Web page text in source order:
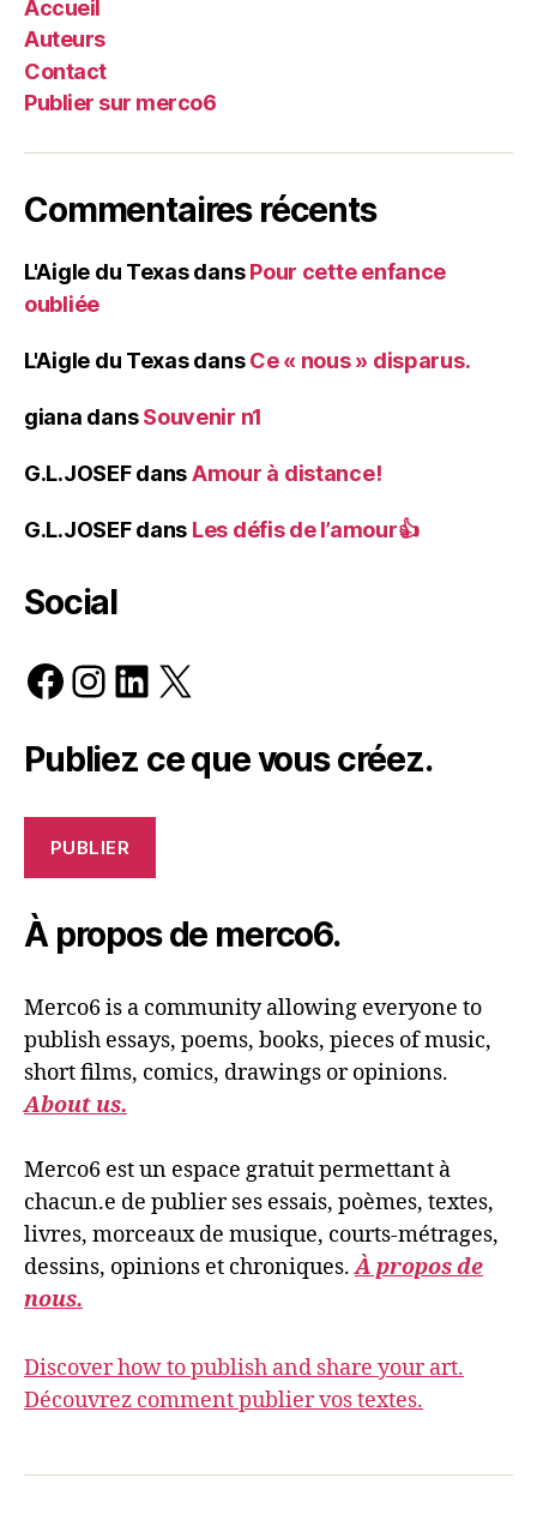
Accueil
Auteurs
Contact
Publier sur merco6
Commentaires récents
L'Aigle du TexasdansPour cette enfance
oubliée
L'Aigle du TexasdansCe « nous » disparus.
giana dansSouvenir n1
G.L.JOSEFdansAmour à distance!
G.L.JOSEFdans Les défis de l’amour👍
Social
Facebook
Instagram
LinkedIn
X
Publiez ce que vous créez.
PUBLIER
À propos de merco6.
Merco6 is a community allowing everyone to
publish essays, poems, books, pieces of music,
short films, comics, drawings or opinions.
About us.
Merco6 est un espace gratuit permettant à
chacun.e de publier ses essais, poèmes, textes,
livres, morceaux de musique, courts-métrages,
dessins, opinions et chroniques.À propos de
nous.
Discover how to publish and share your art.
Découvrez comment publier vos textes.